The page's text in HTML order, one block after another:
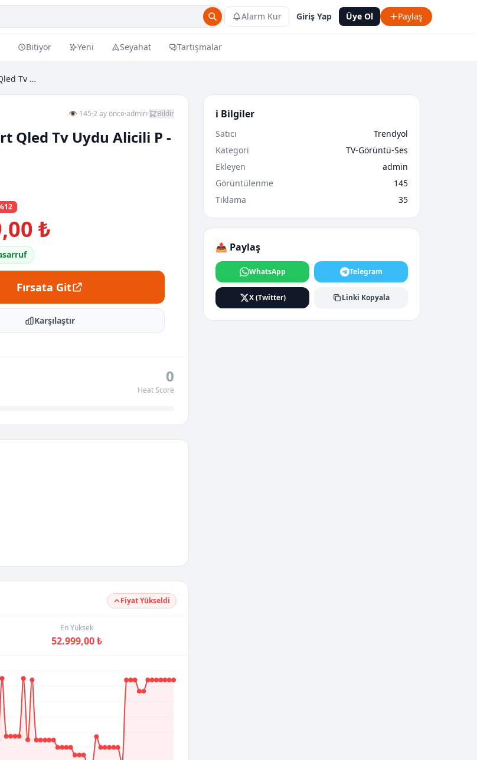
Alarm Kur Giriş Yap Üye Ol Paylaş
Bitiyor Yeni Seyahat Tartışmalar
Qe 65q7f 65inc 163 Cm 4k Uhd Smart Qled Tv Uydu Al...
👁 145·2 ay önce·admin· Bildir
Qled Tv Uydu Alicili P -
₺
Fırsata Git
Karşılaştır
0
Heat Score
Fiyat Yükseldi
En Yüksek
52.999,00 ₺
ℹ️ Bilgiler
Satıcı
Trendyol
Kategori
TV-Görüntü-Ses
Ekleyen
admin
Görüntülenme
145
Tıklama
35
📤 Paylaş
WhatsApp Telegram
X (Twitter) Linki Kopyala